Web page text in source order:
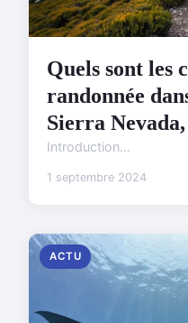
Quels sont les
randonnée
Sierra
Introduction...
1 septembre 2024
ACTU